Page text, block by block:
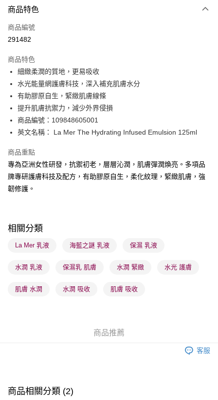
信用卡
Apple Pay
PayMe
WeChat Pay
BoC Pay
送貨方式
每筆HK$65.00，滿HK$300.00或以上免運費
順豐站及營業點 - 確認發貨後1-3個工作天送達
每筆HK$65.00，滿HK$300.00或以上免運費
每筆HK$65.00，滿HK$300.00或以上免運費
(香港門市) 只顯示可選門市。確認發貨後2-5個工作天到店，3天內
取。逾期會取消訂單，並不會安排重寄
(澳門門市) 只顯示可選門市。確認發貨後2-5個工作天到店，3天內
澳門地區配送 - 確認發貨後1-4個工作天送達
商品特色
商品編號
291482
商品特色
細緻柔潤的質地，更易吸收
水光能量網護膚科技，深入補充肌膚水分
有助膠原自生，緊緻肌膚線條
提升肌膚抗禦力，減少外界侵損
商品編號：109848605001
英文名稱： La Mer The Hydrating Infused Emulsion 125ml
商品重點
專為亞洲女性研發，抗禦初老，層層沁潤，肌膚彈潤煥亮。多項品
牌專研護膚科技及配方，有助膠原自生，柔化紋理，緊緻肌膚，強
韌修護。
相關分類
La Mer 乳液 海藍之謎 乳液 保濕 乳液
水潤 乳液 保濕乳 肌膚 水潤 緊緻 水光 護膚
肌膚 水潤 水潤 吸收 肌膚 吸收
商品推薦
客服
商品相關分類 (2)